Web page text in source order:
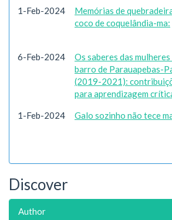
1-Feb-2024
Memórias de
coco de coquelândia-ma:
6-Feb-2024
Os saberes das mulheres
barro de Parauapebas-
(2019-2021):
para aprendizagem
1-Feb-2024 Galo sozinho não tece
Discover
Author